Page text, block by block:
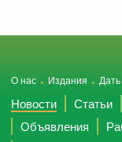
О нас Издания
Новости Статьи
Объявления